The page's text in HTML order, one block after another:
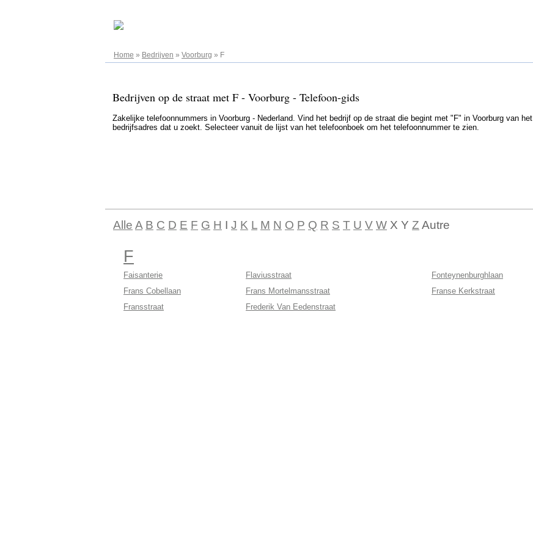
Home » Bedrijven » Voorburg » F
Bedrijven op de straat met F - Voorburg - Telefoon-gids
Zakelijke telefoonnummers in Voorburg - Nederland. Vind het bedrijf op de straat die begint met "F" in Voorburg van het
bedrijfsadres dat u zoekt. Selecteer vanuit de lijst van het telefoonboek om het telefoonnummer te zien.
Alle A B C D E F G H I J K L M N O P Q R S T U V W X Y Z Autre
F
Faisanterie Flaviusstraat
Fonteynenburghlaan
Frans Cobellaan
Frans Mortelmansstraat
Franse Kerkstraat
Fransstraat
Frederik Van Eedenstraat